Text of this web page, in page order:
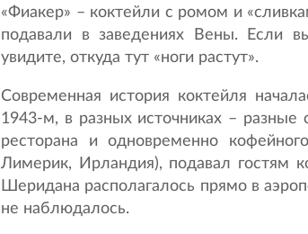
«Фиакер» – коктейли с ромом и
подавали в заведениях Вены. Если
увидите, откуда тут «ноги растут».
Современная история коктейля
1943-м, в разных источниках –
ресторана и одновременно
Лимерик, Ирландия), подавал гостям
Шеридана располагалось прямо в
не наблюдалось.